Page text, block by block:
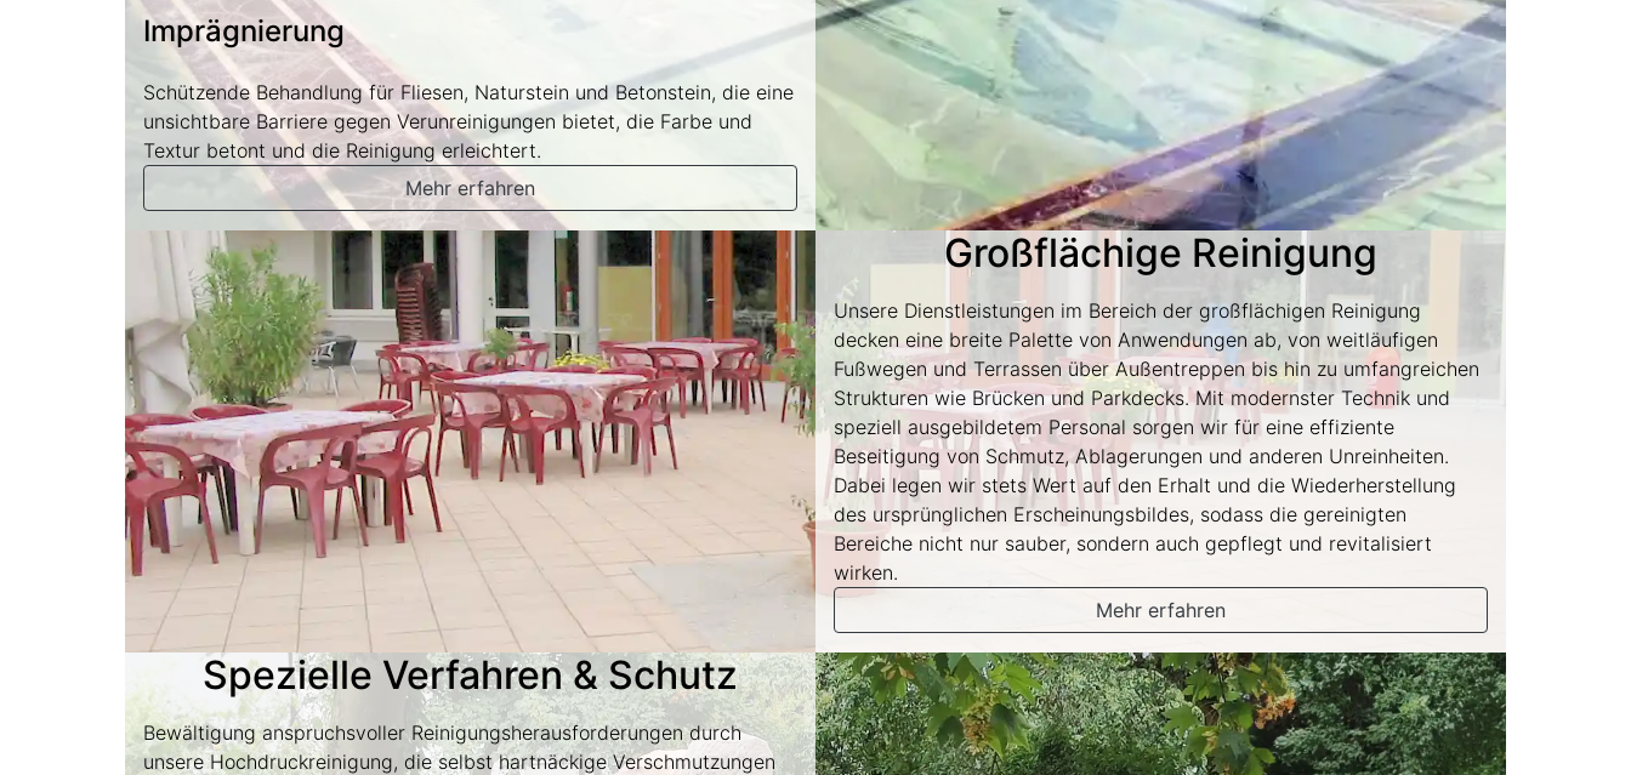
Imprägnierung
Schützende Behandlung für Fliesen, Naturstein und Betonstein, die eine
unsichtbare Barriere gegen Verunreinigungen bietet, die Farbe und
Textur betont und die Reinigung erleichtert.
Mehr erfahren
Großflächige Reinigung
Unsere Dienstleistungen im Bereich der großflächigen Reinigung
decken eine breite Palette von Anwendungen ab, von weitläufigen
Fußwegen und Terrassen über Außentreppen bis hin zu umfangreichen
Strukturen wie Brücken und Parkdecks. Mit modernster Technik und
speziell ausgebildetem Personal sorgen wir für eine effiziente
Beseitigung von Schmutz, Ablagerungen und anderen Unreinheiten.
Dabei legen wir stets Wert auf den Erhalt und die Wiederherstellung
des ursprünglichen Erscheinungsbildes, sodass die gereinigten
Bereiche nicht nur sauber, sondern auch gepflegt und revitalisiert
wirken.
Mehr erfahren
Spezielle Verfahren & Schutz
Bewältigung anspruchsvoller Reinigungsherausforderungen durch
unsere Hochdruckreinigung, die selbst hartnäckige Verschmutzungen